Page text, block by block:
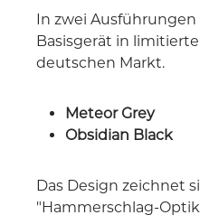
In zwei
Basisgerät in
deutschen Markt.
Meteor Grey
Obsidian Black
Das Design zeichnet
"Hammerschlag-